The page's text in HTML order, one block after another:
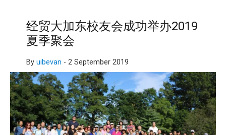
经贸大加东校友会成功举办2019
夏季聚会
By uibevan - 2 September 2019